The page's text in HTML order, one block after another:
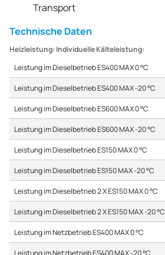
Transport
Technische Daten
Heizleistung: Individuelle Kälteleistung:
Leistung im Dieselbetrieb ES400 MAX 0 °C
Leistung im Dieselbetrieb ES400 MAX -20 °C
Leistung im Dieselbetrieb ES600 MAX 0 °C
Leistung im Dieselbetrieb ES600 MAX -20 °C
Leistung im Dieselbetrieb ES150 MAX 0 °C
Leistung im Dieselbetrieb ES150 MAX -20 °C
Leistung im Dieselbetrieb 2 X ES150 MAX 0 °C
Leistung im Dieselbetrieb 2 X ES150 MAX -20 °C
Leistung im Netzbetrieb ES400 MAX 0 °C
Leistung im Netzbetrieb ES400 MAX -20 °C